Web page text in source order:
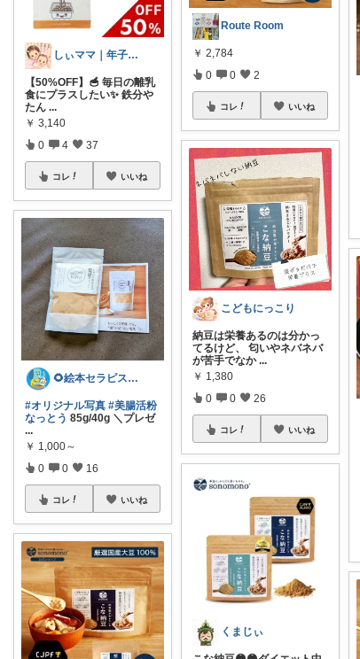
しぃママ｜年子育児と暮らし🌷
【50%OFF】🥣 毎日の離乳
食にプラスしたい✨ 鉄分や
たん ...
￥ 3,140
0 4 37
コレ いいね
🌻絵本セラピスト︎❥購入感謝🍀🙇
#オリジナル写真 #美腸活粉
なっとう 85g/40g ＼プレゼ
...
￥ 1,000～
0 0 16
コレ いいね
Route Room
￥ 2,784
0 0 2
コレ いいね
こどもにっこり
納豆は栄養あるのは分かっ
てるけど、 匂いやネバネバ
が苦手でなか ...
￥ 1,380
0 0 26
コレ いいね
くまじぃ